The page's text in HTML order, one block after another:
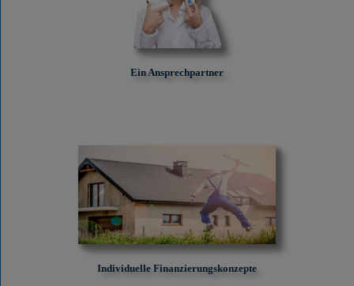
Ein Ansprechpartner
Individuelle Finanzierungskonzepte